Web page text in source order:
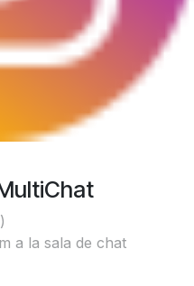
a la sala de chat